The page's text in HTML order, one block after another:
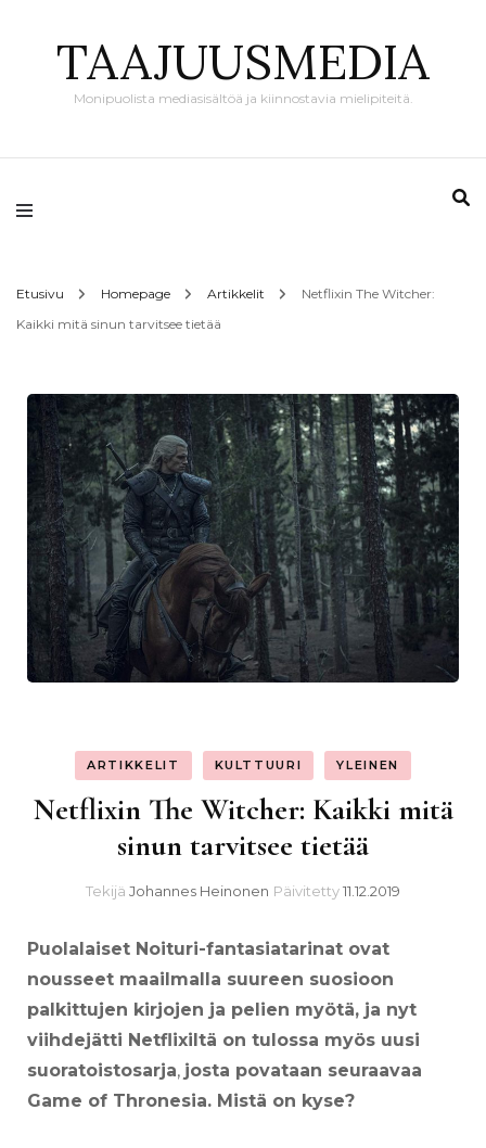
TAAJUUSMEDIA
Monipuolista mediasisältöä ja kiinnostavia mielipiteitä.
Etusivu Homepage Artikkelit
Netflixin The Witcher:
Kaikki mitä sinun tarvitsee tietää
ARTIKKELIT KULTTUURI YLEINEN
Netflixin The Witcher: Kaikki mitä
sinun tarvitsee tietää
Tekijä Johannes Heinonen Päivitetty11.12.2019
Puolalaiset Noituri-fantasiatarinat ovat
nousseet maailmalla suureen suosioon
palkittujen kirjojen ja pelien myötä, ja nyt
viihdejätti Netflixiltä on tulossa myös uusi
suoratoistosarja, josta povataan seuraavaa
Game of Thronesia. Mistä on kyse?